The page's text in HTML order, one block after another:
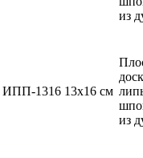
из
ИПП-1316 13x16 см
из